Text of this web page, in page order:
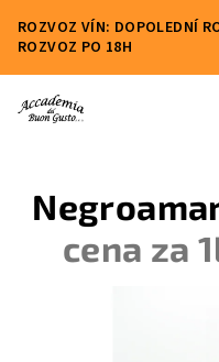
obsah
ROZVOZ VÍN: DOPOLEDNÍ
ROZVOZ PO 18H
cena za